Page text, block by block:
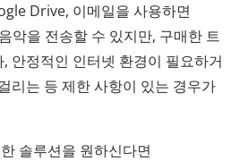
Drive, 이메일을 사용하면
악을 전송할 수 있지만, 구매한 트
안정적인 인터넷 환경이 필요하거
리는 등 제한 사항이 있는 경우가
솔루션을 원하신다면